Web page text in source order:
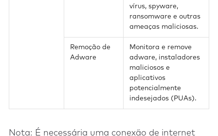
vírus, spyware,
ransomware e outras
ameaças maliciosas.
Remoção de
Adware
Monitora e remove
adware, instaladores
maliciosos e
aplicativos
potencialmente
indesejados (PUAs).
Nota: É necessária uma conexão de internet